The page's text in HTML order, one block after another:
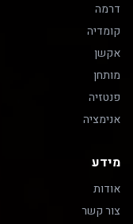
דרמה
קומדיה
אקשן
מותחן
פנטזיה
אנימציה
מידע
אודות
צור קשר